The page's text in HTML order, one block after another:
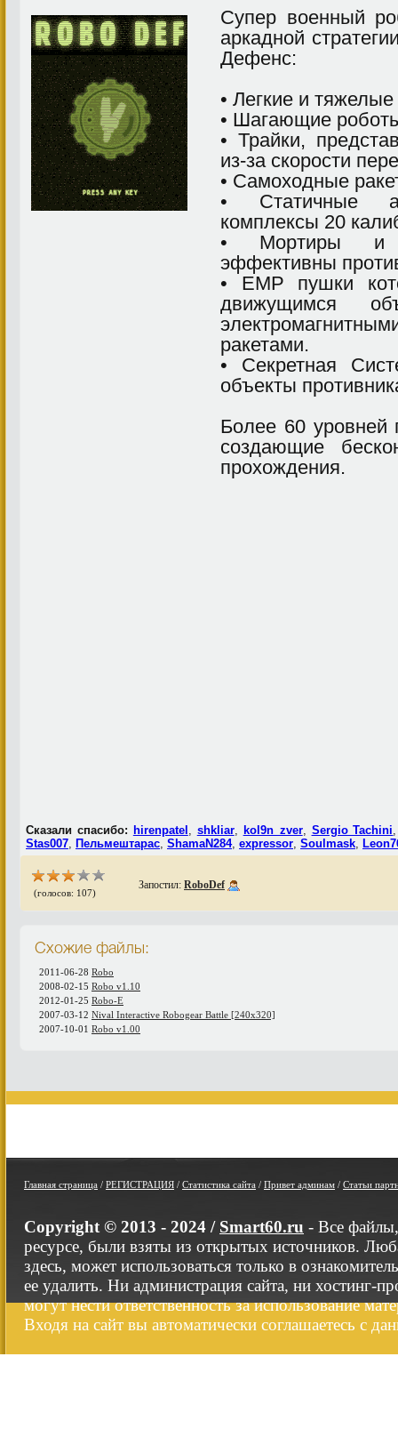
Cупер военный
аркадной
Дефенс:
• Легкие и
• Шагающие
• Трайки,
из-за скорости
• Самоходные
• Статичные
комплексы 20
• Мортиры и
эффективны
• EMP пушки
движущимся
ракетами.
• Секретная
объекты
Более 60 уровней
создающие
прохождения.
Сказали спасибо: hirenpatel , shkliar, kol9n_zver, Sergio Tachini
Stas007, Пельмештарас, ShamaN284, expressor, Soulmask,
(голосов: 107)
Запостил: RoboDef
Схожие файлы:
2011-06-28 Robo
2008-02-15 Robo v1.10
2012-01-25 Robo-E
2007-03-12 Nival Interactive Robogear Battle [240x320]
2007-10-01 Robo v1.00
Главная страница / РЕГИСТРАЦИЯ / Статистика сайта / Привет админам / Статьи
Copyright © 2013 - 2024 / Smart60.ru - Все
ресурсе, были взяты из открытых источников.
здесь, может использоваться только в
ее удалить. Ни администрация сайта, ни хостинг-
могут нести ответственность за использование
Входя на сайт вы автоматически соглашаетесь с